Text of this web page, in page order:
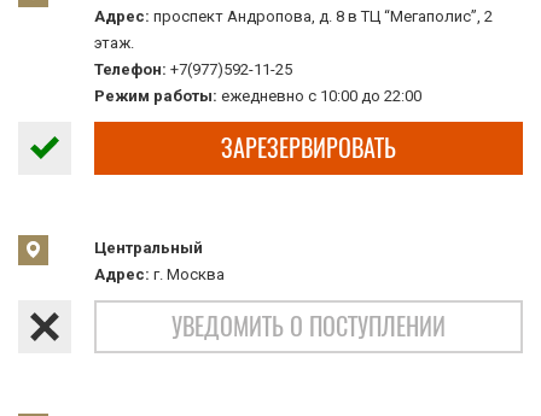
Адрес: проспект Андропова, д. 8 в ТЦ “Мегаполис”, 2
этаж.
Телефон: +7(977)592-11-25
Режим работы: ежедневно с 10:00 до 22:00
ЗАРЕЗЕРВИРОВАТЬ
Центральный
Адрес: г. Москва
УВЕДОМИТЬ О ПОСТУПЛЕНИИ